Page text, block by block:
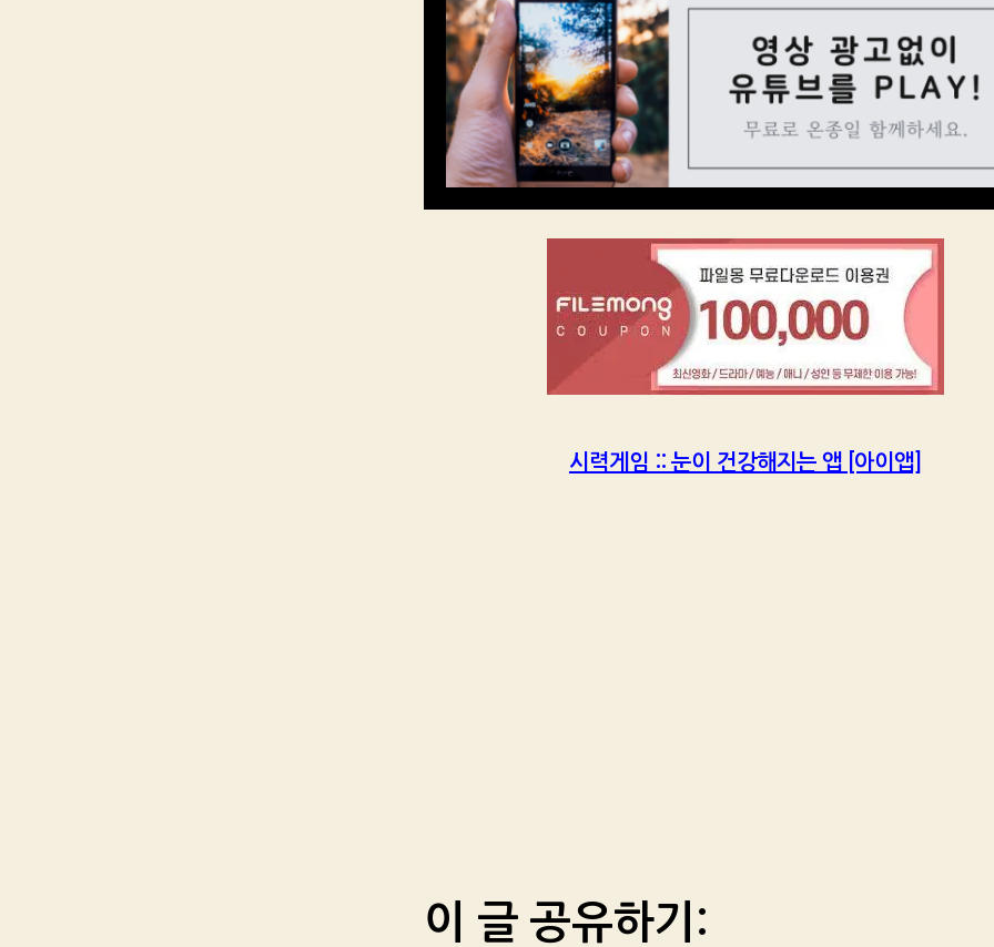
시력게임 :: 눈이 건강해지는 앱 [아이앱]
이 글 공유하기: